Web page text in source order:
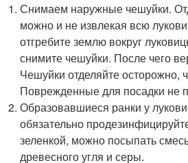
Снимаем наружные чешуйки.
можно и не извлекая всю
отгребите землю вокруг
снимите чешуйки. После чего
Чешуйки отделяйте осторожно,
Поврежденные для посадки не
Образовавшиеся ранки у
обязательно
зеленкой, можно посыпать
древесного угля и серы.